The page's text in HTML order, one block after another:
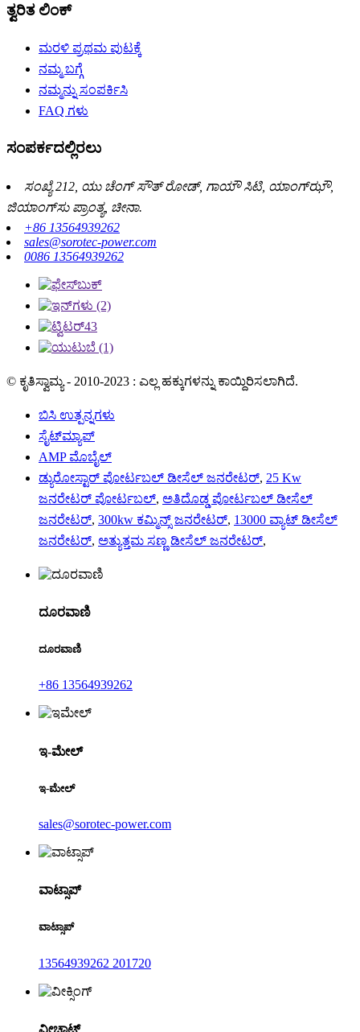
ತ್ವರಿತ ಲಿಂಕ್
ಮರಳಿ ಪ್ರಥಮ ಪುಟಕ್ಕೆ
ನಮ್ಮ ಬಗ್ಗೆ
ನಮ್ಮನ್ನು ಸಂಪರ್ಕಿಸಿ
FAQ ಗಳು
ಸಂಪರ್ಕದಲ್ಲಿರಲು
ಸಂಖ್ಯೆ 212, ಯು ಚೆಂಗ್ ಸೌತ್ ರೋಡ್, ಗಾಯೌ ಸಿಟಿ, ಯಾಂಗ್‌ಝೌ,
ಜಿಯಾಂಗ್‌ಸು ಪ್ರಾಂತ್ಯ, ಚೀನಾ.
+86 13564939262
sales@sorotec-power.com
0086 13564939262
© ಕೃತಿಸ್ವಾಮ್ಯ - 2010-2023 : ಎಲ್ಲ ಹಕ್ಕುಗಳನ್ನು ಕಾಯ್ದಿರಿಸಲಾಗಿದೆ.
ಬಿಸಿ ಉತ್ಪನ್ನಗಳು
ಸೈಟ್‌ಮ್ಯಾಪ್
AMP ಮೊಬೈಲ್
ಡ್ಯುರೋಸ್ಟಾರ್ ಪೋರ್ಟಬಲ್ ಡೀಸೆಲ್ ಜನರೇಟರ್, 25 Kw
ಜನರೇಟರ್ ಪೋರ್ಟಬಲ್, ಅತಿದೊಡ್ಡ ಪೋರ್ಟಬಲ್ ಡೀಸೆಲ್
ಜನರೇಟರ್, 300kw ಕಮ್ಮಿನ್ಸ್ ಜನರೇಟರ್, 13000 ವ್ಯಾಟ್ ಡೀಸೆಲ್
ಜನರೇಟರ್, ಅತ್ಯುತ್ತಮ ಸಣ್ಣ ಡೀಸೆಲ್ ಜನರೇಟರ್,
ದೂರವಾಣಿ
ದೂರವಾಣಿ
+86 13564939262
ಇ-ಮೇಲ್
ಇ-ಮೇಲ್
sales@sorotec-power.com
ವಾಟ್ಸಾಪ್
ವಾಟ್ಸಾಪ್
13564939262 201720
ವೀಚಾಟ್